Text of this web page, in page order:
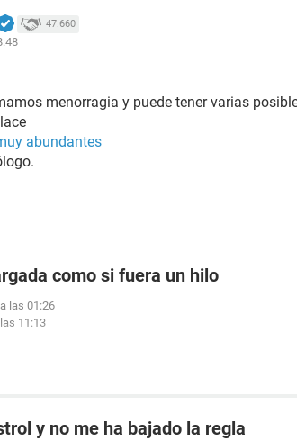
47.660
menorragia y puede tener varias
abundantes
como si fuera un hilo
las 01:26
11:13
y no me ha bajado la regla